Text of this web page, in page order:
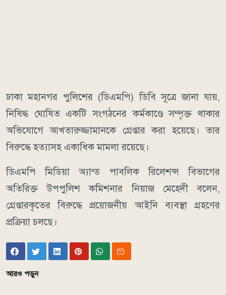
ঢাকা মহানগর পুলিশের (ডিএমপি) ডিবি সূত্রে জানা যায়,
নিষিদ্ধ ঘোষিত একটি সংগঠনের কর্মকাণ্ডে সম্পৃক্ত থাকার
অভিযোগে আখতারুজ্জামানকে গ্রেপ্তার করা হয়েছে। তার
বিরুদ্ধে হত্যাসহ একাধিক মামলা রয়েছে।
ডিএমপি মিডিয়া অ্যান্ড পাবলিক রিলেশন্স বিভাগের
অতিরিক্ত উপপুলিশ কমিশনার নিয়াজ মেহেদী বলেন,
গ্রেপ্তারকৃতের বিরুদ্ধে প্রয়োজনীয় আইনি ব্যবস্থা গ্রহণের
প্রক্রিয়া চলছে।
আরও পড়ুন